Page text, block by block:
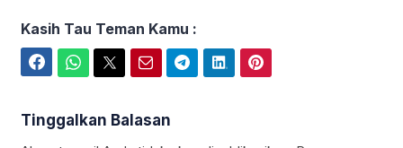
Kasih Tau Teman Kamu :
Tinggalkan Balasan